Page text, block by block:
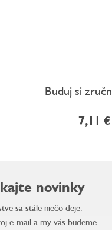
Buduj si
7,11 €
novinky
sa stále niečo deje.
e-mail a my vás budeme